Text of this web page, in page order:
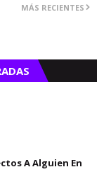
MÁS RECIENTES
A Alguien En